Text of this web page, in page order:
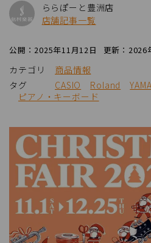
ららぽーと豊洲店
店舗記事一覧
公開：2025年11月12日 更新：2026
カテゴリ
商品情報
タグ
CASIO Roland
ピアノ・キーボード